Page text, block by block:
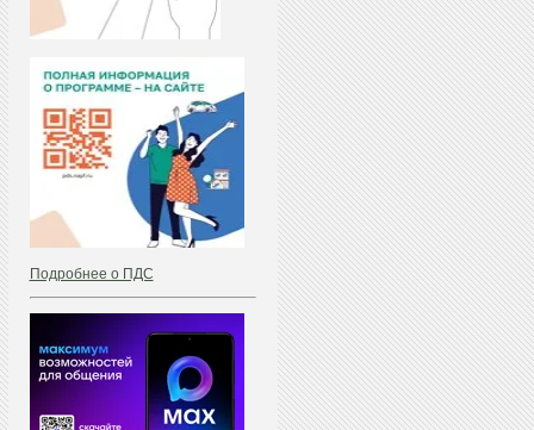
Подробнее о ПДС